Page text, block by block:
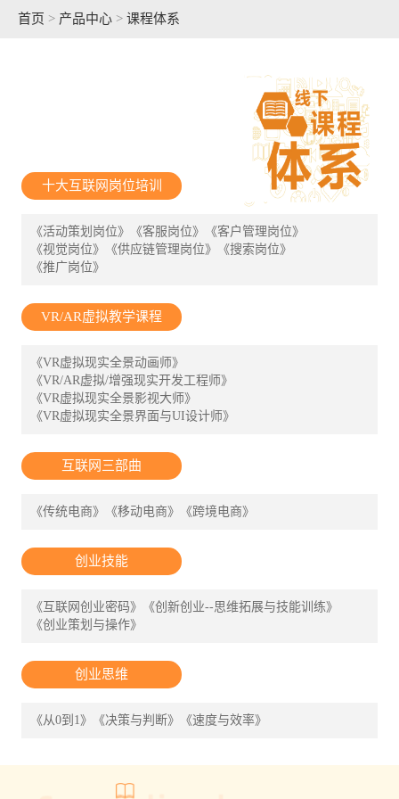
首页 > 产品中心 > 课程体系
十大互联网岗位培训
《活动策划岗位》 《客服岗位》
《客户管理岗位》
《视觉岗位》
《供应链管理岗位》
《搜索岗位》
《推广岗位》
VR/AR虚拟教学课程
《VR虚拟现实全景动画师》
《VR/AR虚拟/增强现实开发工程师》
《VR虚拟现实全景影视大师》
《VR虚拟现实全景界面与UI设计师》
互联网三部曲
《传统电商》 《移动电商》 《跨境电商》
创业技能
《互联网创业密码》
《创新创业--思维拓展与技能训练》
《创业策划与操作》
创业思维
《从0到1》 《决策与判断》 《速度与效率》